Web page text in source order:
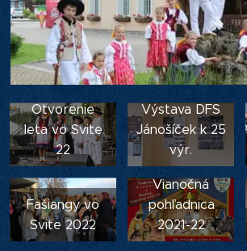
Otvorenie
leta vo Svite
22
Výstava DFS
Jánošíček k 25
výr.
Fašiangy vo
Svite 2022
Vianočná
pohľadnica
2021-22